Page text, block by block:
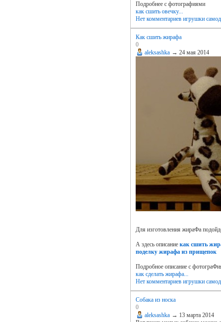
Подробнее с фотографиями
как сшить овечку...
Нет комментариев игрушки
Как сшить жирафа
0
aleksashka →24 мая 2014
Для изготовления жираФа
А здесь описаниекак сшить
поделку жирафа из прищепок
Подробное описание с
как сделать жирафа...
Нет комментариев игрушки
Собака из носка
0
aleksashka → 13 марта 2014